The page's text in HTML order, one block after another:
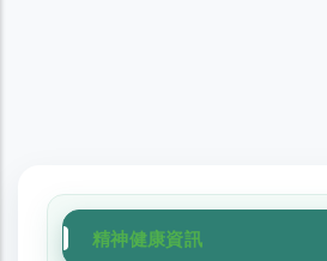
精神健康資訊
精神健康資訊